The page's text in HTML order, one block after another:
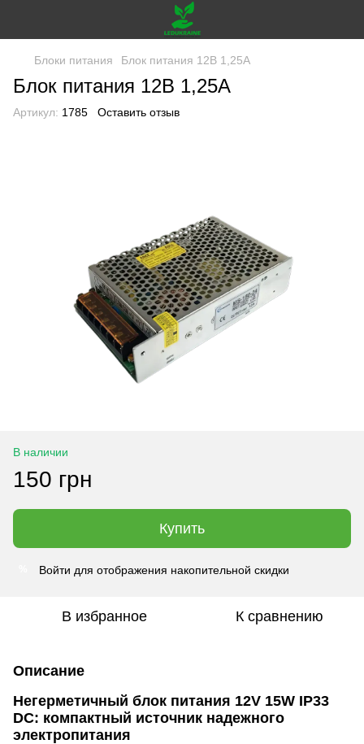
Блоки питания Блок питания 12В 1,25А
Блок питания 12В 1,25А
Артикул: 1785 Оставить отзыв
В наличии
150 грн
Купить
Войти для отображения накопительной скидки
В избранное К сравнению
Описание
Негерметичный блок питания 12V 15W IP33
DC: компактный источник надежного
электропитания